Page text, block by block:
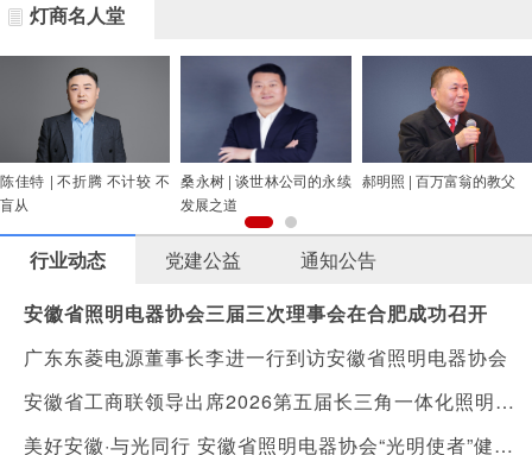
灯商名人堂
陈佳特 | 不折腾 不计较 不
盲从
桑永树 | 谈世林公司的永续
发展之道
郝明照 | 百万富翁的教父
行业动态 党建公益
通知公告
安徽省照明电器协会三届三次理事会在合肥成功召开
广东东菱电源董事长李进一行到访安徽省照明电器协会
安徽省工商联领导出席2026第五届长三角一体化照明产业生态发展大会
美好安徽·与光同行 安徽省照明电器协会“光明使者”健康照明进社区公益活动